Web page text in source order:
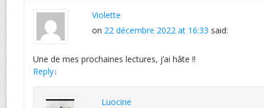
Violette
on 22 décembre 2022 at 16:33 said:
Une de mes prochaines lectures, j’ai hâte !!
Reply↓
Luocine